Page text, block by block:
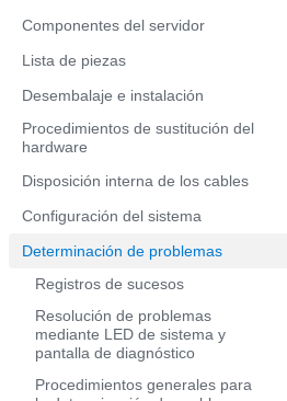
Componentes del servidor
Lista de piezas
Desembalaje e instalación
Procedimientos de sustitución del
hardware
Disposición interna de los cables
Configuración del sistema
Determinación de problemas
Registros de sucesos
Resolución de problemas
mediante LED de sistema y
pantalla de diagnóstico
Procedimientos generales para